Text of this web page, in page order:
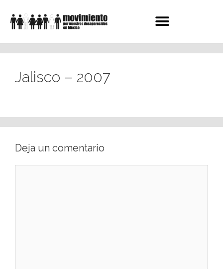
Jalisco – 2007
Deja un comentario